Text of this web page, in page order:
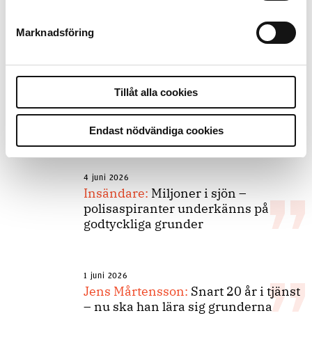
Marknadsföring
Tillåt alla cookies
Endast nödvändiga cookies
Andra läser
Klart: Ingångslönen höjs med 2 300
kronor
4 juni 2026
Insändare: Miljoner i sjön –
polisaspiranter underkänns på
godtyckliga grunder
1 juni 2026
Jens Mårtensson: Snart 20 år i tjänst
– nu ska han lära sig grunderna